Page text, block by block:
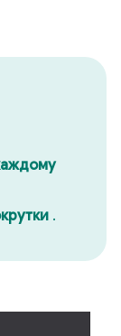
.